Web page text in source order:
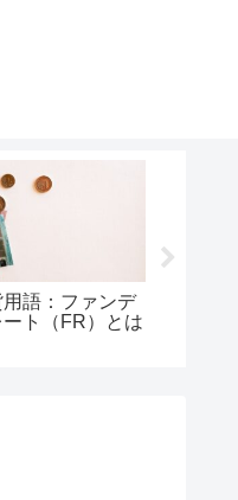
語：ファンデ
ート（FR）とは